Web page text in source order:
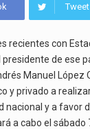
DE
EN
TIJUANA;
IP
SUGIERE
ACCIONES
SERIAS
recientes con
de ese
Manuel López
y privado a
nacional y a favor
a cabo el sábado